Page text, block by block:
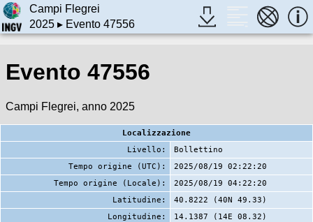
Campi Flegrei
2025▸ Evento 47556
Evento 47556
Campi Flegrei, anno 2025
Localizzazione
Livello:
Bollettino
Tempo origine (UTC):
2025/08/19 02:22:20
Tempo origine (Locale):
2025/08/19 04:22:20
Latitudine:
40.8222 (40N 49.33)
Longitudine:
14.1387 (14E 08.32)